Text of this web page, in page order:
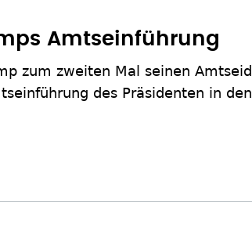
Amtseinführung
zum zweiten Mal seinen Amtseid
des Präsidenten in den